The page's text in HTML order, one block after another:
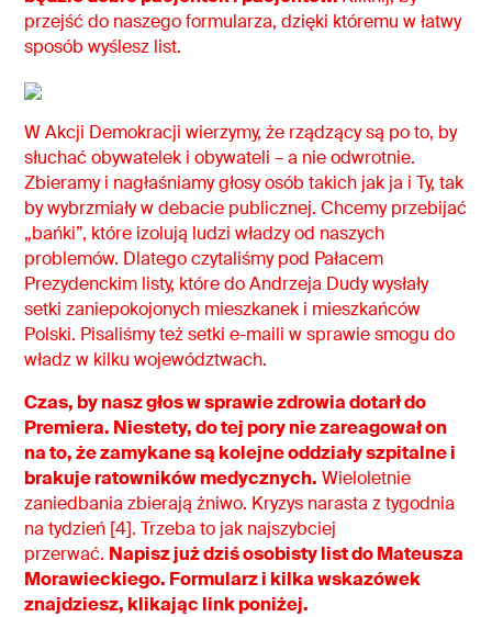
przejść do naszego formularza, dzięki któremu w łatwy
sposób wyślesz list.
W Akcji Demokracji wierzymy, że rządzący są po to, by
słuchać obywatelek i obywateli – a nie odwrotnie.
Zbieramy i nagłaśniamy głosy osób takich jak ja i Ty, tak
by wybrzmiały w debacie publicznej. Chcemy przebijać
„bańki”, które izolują ludzi władzy od naszych
problemów. Dlatego czytaliśmy pod Pałacem
Prezydenckim listy, które do Andrzeja Dudy wysłały
setki zaniepokojonych mieszkanek i mieszkańców
Polski. Pisaliśmy też setki e-maili w sprawie smogu do
władz w kilku województwach.
Czas, by nasz głos w sprawie zdrowia dotarł do
Premiera. Niestety, do tej pory nie zareagował on
na to, że zamykane są kolejne oddziały szpitalne i
brakuje ratowników medycznych. Wieloletnie
zaniedbania zbierają żniwo. Kryzys narasta z tygodnia
na tydzień [4]. Trzeba to jak najszybciej
przerwać. Napisz już dziś osobisty list do Mateusza
Morawieckiego. Formularz i kilka wskazówek
znajdziesz, klikając link poniżej.